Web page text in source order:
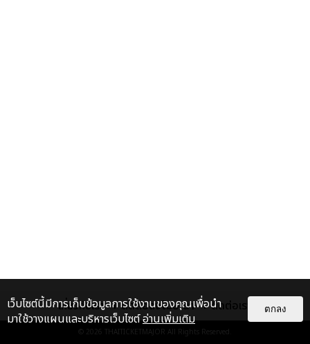
เกี่ยวกับเรา ติดต่อลงโฆษณา ติดต่อเรา
© 2026 THAITICKETMAJOR All Rights Reserved.
เว็บไซต์นี้มีการเก็บข้อมูลการใช้งานของคุณเพื่อนำ
มาใช้วางแผนและบริหารเว็บไซต์อ่านเพิ่มเติม
ตกลง